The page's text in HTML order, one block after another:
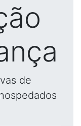
de